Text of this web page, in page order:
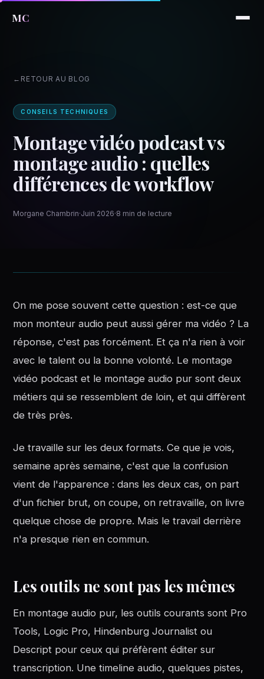
MC
RETOUR AU BLOG
CONSEILS TECHNIQUES
Montage vidéo podcast vs
montage audio : quelles
différences de workflow
Morgane Chambrin·Juin 2026·8 min de lecture
On me pose souvent cette question : est-ce que
mon monteur audio peut aussi gérer ma vidéo ? La
réponse, c'est pas forcément. Et ça n'a rien à voir
avec le talent ou la bonne volonté. Le montage
vidéo podcast et le montage audio pur sont deux
métiers qui se ressemblent de loin, et qui diffèrent
de très près.
Je travaille sur les deux formats. Ce que je vois,
semaine après semaine, c'est que la confusion
vient de l'apparence : dans les deux cas, on part
d'un fichier brut, on coupe, on retravaille, on livre
quelque chose de propre. Mais le travail derrière
n'a presque rien en commun.
Les outils ne sont pas les mêmes
En montage audio pur, les outils courants sont Pro
Tools, Logic Pro, Hindenburg Journalist ou
Descript pour ceux qui préfèrent éditer sur
transcription. Une timeline audio, quelques pistes,